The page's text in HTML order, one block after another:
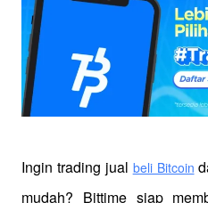
Ingin trading jual beli Bitcoin
mudah? Bittime siap